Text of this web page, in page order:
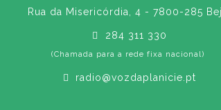
Rua da Misericórdia, 4 - 7800-285
284 311 330
(Chamada para a rede fixa nacional)
radio@vozdaplanicie.pt